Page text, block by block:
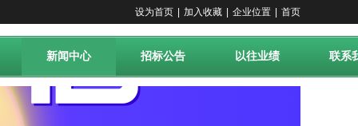
新闻中心 招标公告 以往业绩 联系
设为首页 加入收藏 企业位置 首页